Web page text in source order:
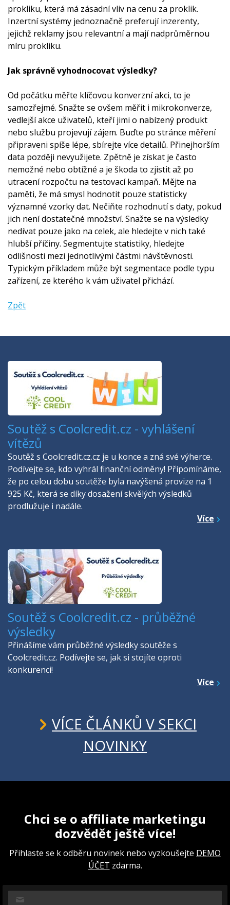
prokliku, která má zásadní vliv na cenu za proklik.
Inzertní systémy jednoznačně preferují inzerenty,
jejichž reklamy jsou relevantní a mají nadprůměrnou
míru prokliku.
Jak správně vyhodnocovat výsledky?
Od počátku měřte klíčovou konverzní akci, to je
samozřejmé. Snažte se ovšem měřit i mikrokonverze,
vedlejší akce uživatelů, kteří jimi o nabízený produkt
nebo službu projevují zájem. Buďte po stránce měření
připraveni spíše lépe, sbírejte více detailů. Přinejhorším
data později nevyužijete. Zpětně je získat je často
nemožné nebo obtížné a je škoda to zjistit až po
utracení rozpočtu na testovací kampaň. Mějte na
paměti, že má smysl hodnotit pouze statisticky
významné vzorky dat. Nečiňte rozhodnutí s daty, pokud
jich není dostatečné množství. Snažte se na výsledky
nedívat pouze jako na celek, ale hledejte v nich také
hlubší příčiny. Segmentujte statistiky, hledejte
odlišnosti mezi jednotlivými částmi návštěvnosti.
Typickým příkladem může být segmentace podle typu
zařízení, ze kterého k vám uživatel přichází.
Zpět
Soutěž s Coolcredit.cz - vyhlášení
vítězů
Soutěž s Coolcredit.cz.cz je u konce a zná své výherce.
Podívejte se, kdo vyhrál finanční odměny! Připomínáme,
že po celou dobu soutěže byla navýšená provize na 1
925 Kč, která se díky dosažení skvělých výsledků
prodlužuje i nadále.
Více
Soutěž s Coolcredit.cz - průběžné
výsledky
Přinášíme vám průběžné výsledky soutěže s
Coolcredit.cz. Podívejte se, jak si stojíte oproti
konkurenci!
Více
VÍCE ČLÁNKŮ V SEKCI
NOVINKY
Chci se o affiliate marketingu
dozvědět ještě více!
Přihlaste se k odběru novinek nebo vyzkoušejte DEMO
ÚČET zdarma.